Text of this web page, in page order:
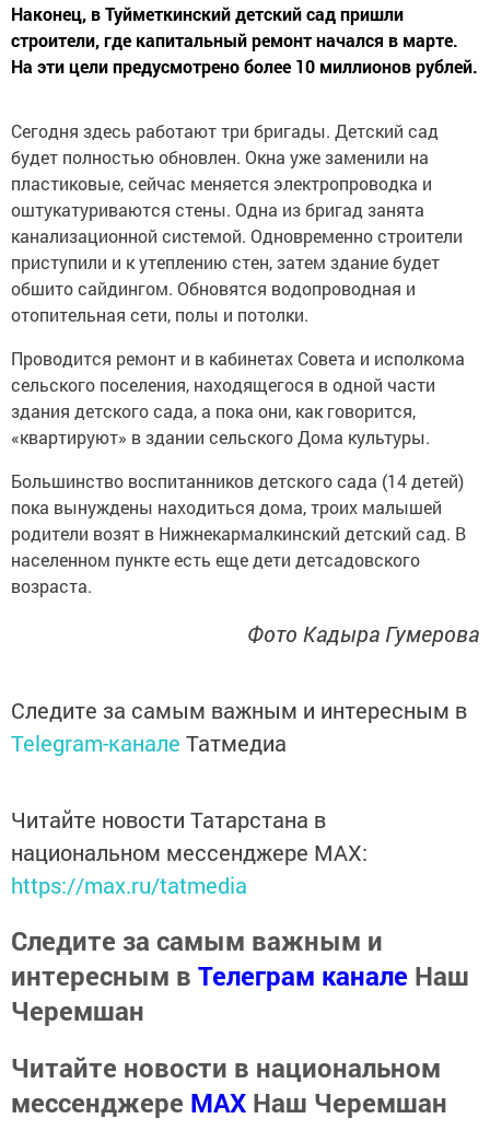
Наконец, в Туйметкинский детский сад пришли
строители, где капитальный ремонт начался в марте.
На эти цели предусмотрено более 10 миллионов рублей.
Сегодня здесь работают три бригады. Детский сад
будет полностью обновлен. Окна уже заменили на
пластиковые, сейчас меняется электропроводка и
оштукатуриваются стены. Одна из бригад занята
канализационной системой. Одновременно строители
приступили и к утеплению стен, затем здание будет
обшито сайдингом. Обновятся водопроводная и
отопительная сети, полы и потолки.
Проводится ремонт и в кабинетах Совета и исполкома
сельского поселения, находящегося в одной части
здания детского сада, а пока они, как говорится,
«квартируют» в здании сельского Дома культуры.
Большинство воспитанников детского сада (14 детей)
пока вынуждены находиться дома, троих малышей
родители возят в Нижнекармалкинский детский сад. В
населенном пункте есть еще дети детсадовского
возраста.
Фото Кадыра Гумерова
Следите за самым важным и интересным в
Telegram-канале Татмедиа
Читайте новости Татарстана в
национальном мессенджере MАХ:
https://max.ru/tatmedia
Следите за самым важным и
интересным в Телеграм канале Наш
Черемшан
Читайте новости в национальном
мессенджере MАХ Наш Черемшан